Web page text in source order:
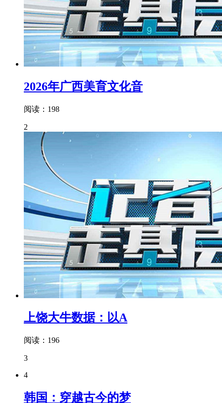
2026年广西美育文化音
阅读：198
2
上饶大牛数据：以A
阅读：196
3
4
韩国：穿越古今的梦